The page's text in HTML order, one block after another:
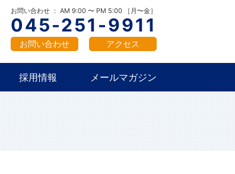
お問い合わせ ： AM 9:00 〜 PM 5:00 ［月〜金］
045-251-9911
お問い合わせ アクセス
採用情報 メールマガジン
新卒採用
中途採用